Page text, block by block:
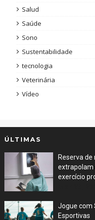
Salud
Saúde
Sono
Sustentabilidade
tecnologia
Veterinária
Vídeo
ÚLTIMAS
Reserva de
extrapolam
exercício
Jogue com
Esportivas